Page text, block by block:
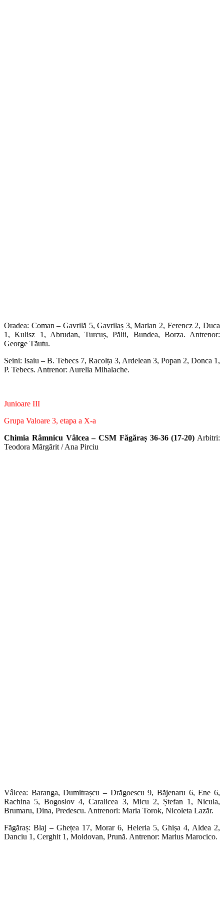
Oradea: Coman – Gavrilă 5, Gavrilaș 3, Marian 2, Ferencz 2, Duca
1, Kulisz 1, Abrudan, Turcuș, Pălii, Bundea, Borza. Antrenor:
George Tăutu.
Seini: Isaiu – B. Tebecs 7, Racolța 3, Ardelean 3, Popan 2, Donca 1,
P. Tebecs. Antrenor: Aurelia Mihalache.
Junioare III
Grupa Valoare 3, etapa a X-a
Chimia Râmnicu Vâlcea – CSM Făgăraș 36-36 (17-20) Arbitri:
Teodora Mărgărit / Ana Pirciu
Vâlcea: Baranga, Dumitrașcu – Drăgoescu 9, Băjenaru 6, Ene 6,
Rachina 5, Bogoslov 4, Caralicea 3, Micu 2, Ștefan 1, Nicula,
Brumaru, Dina, Predescu. Antrenori: Maria Torok, Nicoleta Lazăr.
Făgăraș: Blaj – Ghețea 17, Morar 6, Heleria 5, Ghișa 4, Aldea 2,
Danciu 1, Cerghit 1, Moldovan, Prună. Antrenor: Marius Marocico.